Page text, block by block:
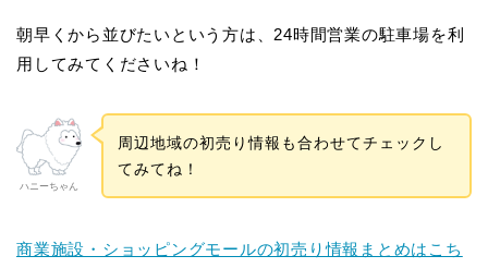
朝早くから並びたいという方は、24時間営業の駐車場を利
用してみてくださいね！
ハニーちゃん
周辺地域の初売り情報も合わせてチェックし
てみてね！
商業施設・ショッピングモールの初売り情報まとめはこち